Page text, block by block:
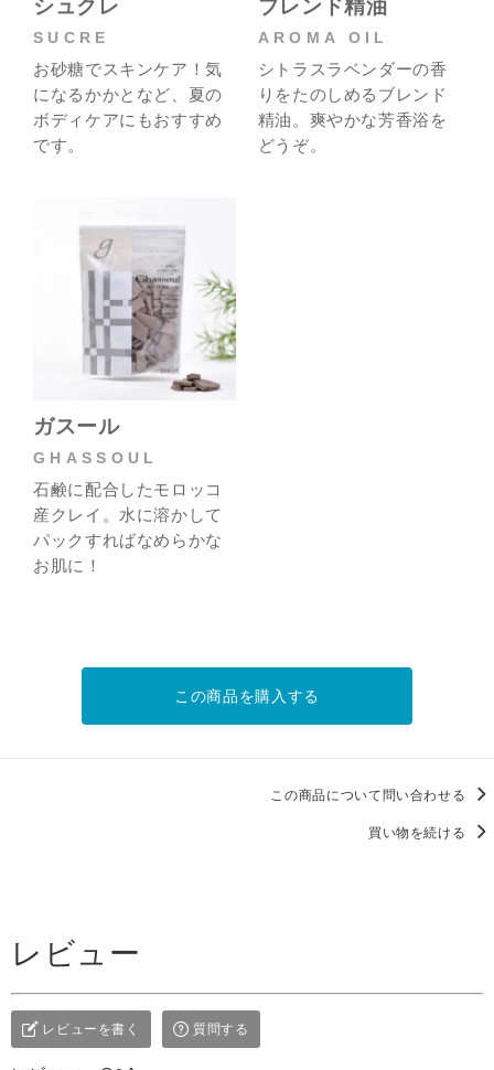
シュクレ
SUCRE
お砂糖でスキンケア！気
になるかかとなど、夏の
ボディケアにもおすすめ
です。
ブレンド精油
AROMA OIL
シトラスラベンダーの香
りをたのしめるブレンド
精油。爽やかな芳香浴を
どうぞ。
ガスール
GHASSOUL
石鹸に配合したモロッコ
産クレイ。水に溶かして
パックすればなめらかな
お肌に！
この商品を購入する
この商品について問い合わせる
買い物を続ける
レビュー
レビューを書く 質問する